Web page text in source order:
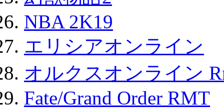
NBA 2K19
エリシアオンライン
オルクスオンライン
Fate/Grand Order RMT